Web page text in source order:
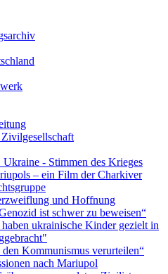
- Stimmen des Krieges
– ein Film der Charkiver
und Hoffnung
ist schwer zu beweisen“
ukrainische Kinder gezielt in
den Kommunismus verurteilen“
nach Mariupol